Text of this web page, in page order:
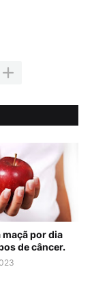
por dia
de câncer.